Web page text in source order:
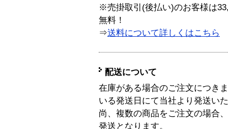
※売掛取引(後払い)のお客様は
無料！
⇒送料について詳しくはこちら
配送について
在庫がある場合のご注文につき
いる発送日にて当社より発送い
尚、複数の商品をご注文の場合
発送となります。